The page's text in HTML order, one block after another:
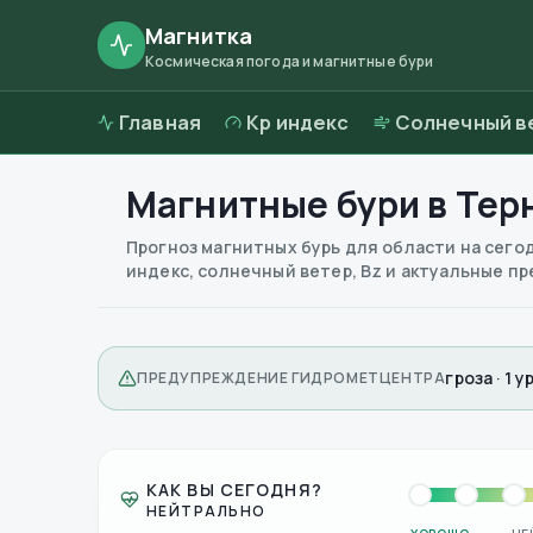
Магнитка
Космическая погода и магнитные бури
Главная Kp индекс Солнечный
Магнитные бури в
Прогноз магнитных бурь для области на
индекс, солнечный ветер, Bz и актуальные
ПРЕДУПРЕЖДЕНИЕ ГИДРОМЕТЦЕНТРАгроза · 1
КАК ВЫ СЕГОДНЯ?
НЕЙТРАЛЬНО